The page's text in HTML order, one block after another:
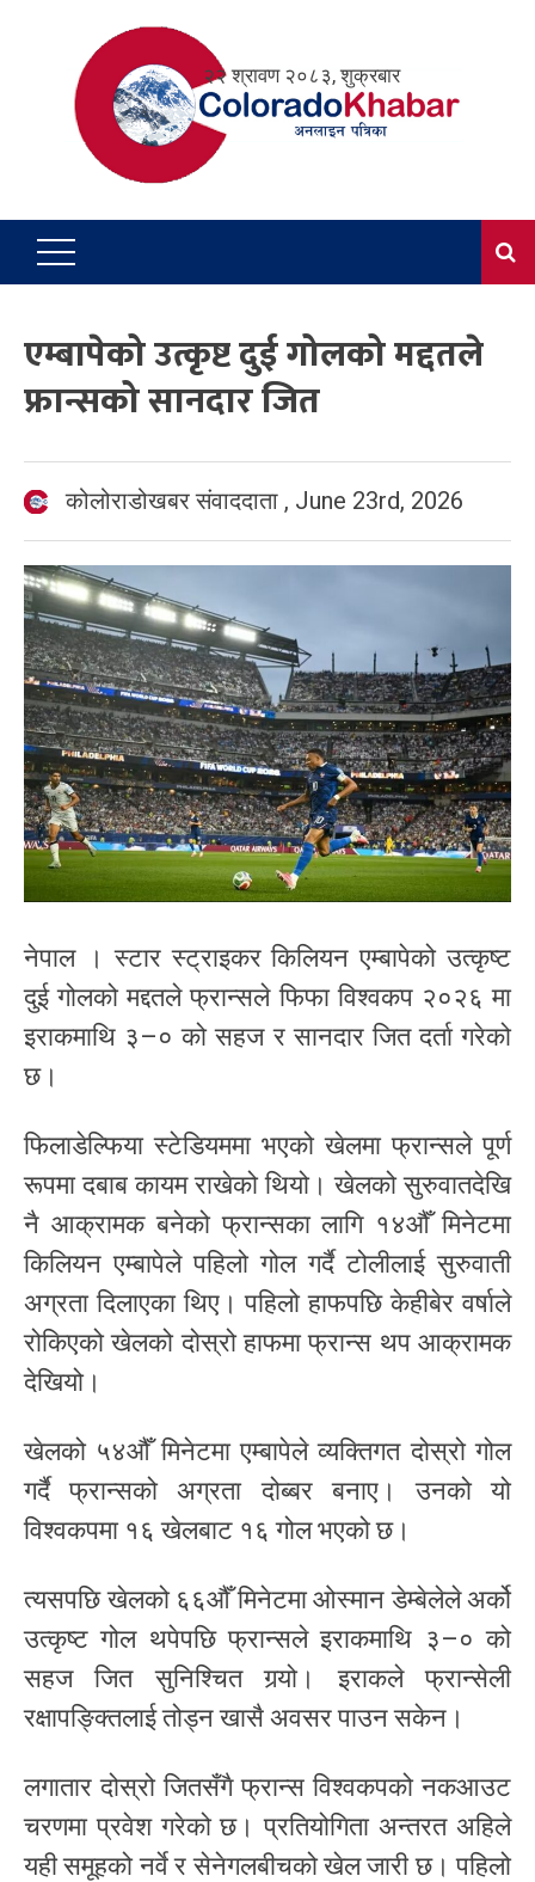
२२ श्रावण २०८३, शुक्रबार
एम्बापेको उत्कृष्ट दुई गोलको मद्दतले
फ्रान्सको सानदार जित
कोलोराडोखबर संवाददाता , June 23rd, 2026
नेपाल । स्टार स्ट्राइकर किलियन एम्बापेको उत्कृष्ट
दुई गोलको मद्दतले फ्रान्सले फिफा विश्वकप २०२६ मा
इराकमाथि ३–० को सहज र सानदार जित दर्ता गरेको
छ।
फिलाडेल्फिया स्टेडियममा भएको खेलमा फ्रान्सले पूर्ण
रूपमा दबाब कायम राखेको थियो। खेलको सुरुवातदेखि
नै आक्रामक बनेको फ्रान्सका लागि १४औँ मिनेटमा
किलियन एम्बापेले पहिलो गोल गर्दै टोलीलाई सुरुवाती
अग्रता दिलाएका थिए। पहिलो हाफपछि केहीबेर वर्षाले
रोकिएको खेलको दोस्रो हाफमा फ्रान्स थप आक्रामक
देखियो।
खेलको ५४औँ मिनेटमा एम्बापेले व्यक्तिगत दोस्रो गोल
गर्दै फ्रान्सको अग्रता दोब्बर बनाए। उनको यो
विश्वकपमा १६ खेलबाट १६ गोल भएको छ।
त्यसपछि खेलको ६६औँ मिनेटमा ओस्मान डेम्बेलेले अर्को
उत्कृष्ट गोल थपेपछि फ्रान्सले इराकमाथि ३–० को
सहज जित सुनिश्चित गर्‍यो। इराकले फ्रान्सेली
रक्षापङ्क्तिलाई तोड्न खासै अवसर पाउन सकेन।
लगातार दोस्रो जितसँगै फ्रान्स विश्वकपको नकआउट
चरणमा प्रवेश गरेको छ। प्रतियोगिता अन्तरत अहिले
यही समूहको नर्वे र सेनेगलबीचको खेल जारी छ। पहिलो